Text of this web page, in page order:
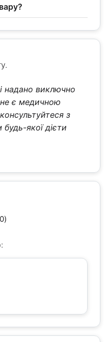
надано виключно
не є медичною
з
якої дієти